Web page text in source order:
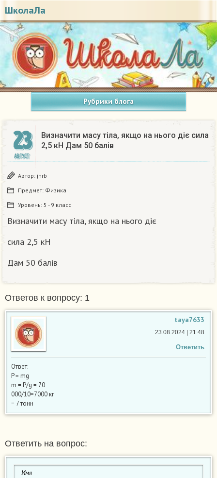
ШколаЛа
Рубрики блога
23
АВГУСТ
Визначити масу тіла, якщо на нього діє сила
2,5 кН Дам 50 балів
Автор: jhrb
Предмет: Физика
Уровень: 5 - 9 класс
Визначити масу тіла, якщо на нього діє
сила 2,5 кН
Дам 50 балів
Ответов к вопросу: 1
taya7633
Ответить
23.08.2024 | 21:48
Ответ:
P = mg
m = P/g = 70
000/10=7000 кг
= 7 тонн
Ответить на вопрос: